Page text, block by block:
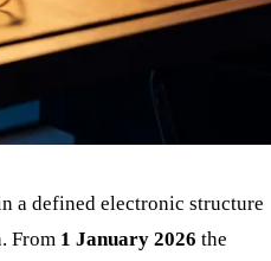
a defined electronic structure
From 1 January 2026 the